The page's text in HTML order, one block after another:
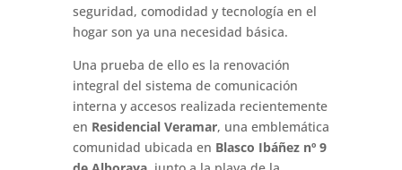
seguridad, comodidad y tecnología en el
hogar son ya una necesidad básica.
Una prueba de ello es la renovación
integral del sistema de comunicación
interna y accesos realizada recientemente
en Residencial Veramar, una emblemática
comunidad ubicada en Blasco Ibáñez nº 9